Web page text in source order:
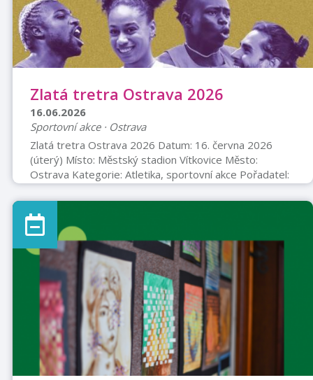
Zlatá tretra Ostrava 2026
16.06.2026
Sportovní akce · Ostrava
Zlatá tretra Ostrava 2026 Datum: 16. června 2026
(úterý) Místo: Městský stadion Vítkovice Město:
Ostrava Kategorie: Atletika, sportovní akce Pořadatel:
Sdružení sportovních klubů Vítkovice O akci ročník Zlaté
tretry Ostrava patří mezi nejprestižnější atletické
mítinky na světě. Součástí série World Athletics
Continental Tour Gold, která představuje druhou
nejvyšší úroveň jednodenních atletických závodů po
Diamantové lize. Do Ostravy tradičně přijíždějí nejlepší
světoví atleti a olympijští ...